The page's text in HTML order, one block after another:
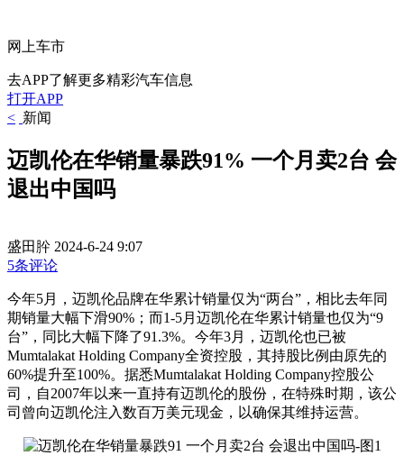
网上车市
去APP了解更多精彩汽车信息
打开APP
< 新闻
迈凯伦在华销量暴跌91% 一个月卖2台 会
退出中国吗
盛田肸 2024-6-24 9:07
5条评论
今年5月，迈凯伦品牌在华累计销量仅为“两台”，相比去年同
期销量大幅下滑90%；而1-5月迈凯伦在华累计销量也仅为“9
台”，同比大幅下降了91.3%。今年3月，迈凯伦也已被
Mumtalakat Holding Company全资控股，其持股比例由原先的
60%提升至100%。据悉Mumtalakat Holding Company控股公
司，自2007年以来一直持有迈凯伦的股份，在特殊时期，该公
司曾向迈凯伦注入数百万美元现金，以确保其维持运营。